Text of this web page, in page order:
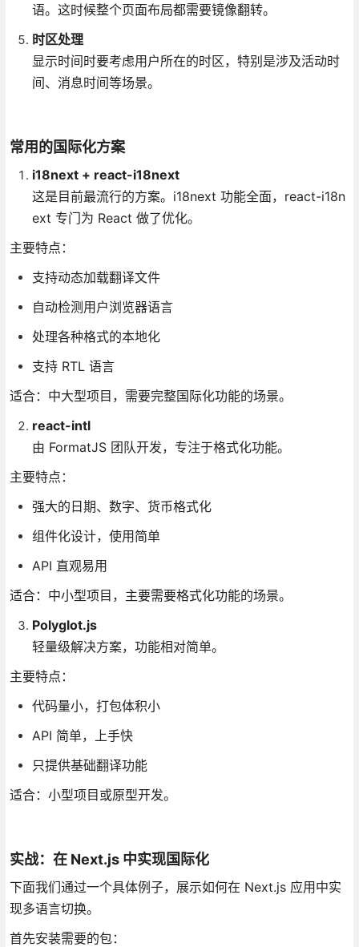
语。这时候整个页面布局都需要镜像翻转。
时区处理
显示时间时要考虑用户所在的时区，特别是涉及活动时
间、消息时间等场景。
常用的国际化方案
i18next + react-i18next
这是目前最流行的方案。i18next 功能全面，react-i18n
ext 专门为 React 做了优化。
主要特点：
支持动态加载翻译文件
自动检测用户浏览器语言
处理各种格式的本地化
支持 RTL 语言
适合：中大型项目，需要完整国际化功能的场景。
react-intl
由 FormatJS 团队开发，专注于格式化功能。
主要特点：
强大的日期、数字、货币格式化
组件化设计，使用简单
API 直观易用
适合：中小型项目，主要需要格式化功能的场景。
Polyglot.js
轻量级解决方案，功能相对简单。
主要特点：
代码量小，打包体积小
API 简单，上手快
只提供基础翻译功能
适合：小型项目或原型开发。
实战：在 Next.js 中实现国际化
下面我们通过一个具体例子，展示如何在 Next.js 应用中实
现多语言切换。
首先安装需要的包：